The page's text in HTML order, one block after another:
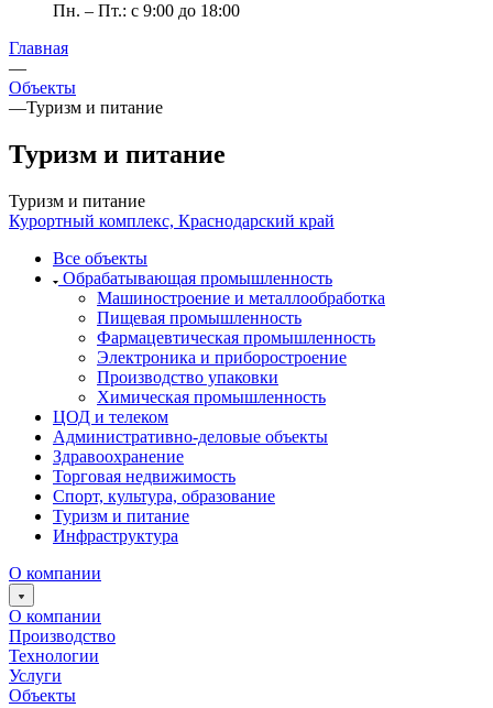
Пн. – Пт.: с 9:00 до 18:00
Главная
—
Объекты
—Туризм и питание
Туризм и питание
Туризм и питание
Курортный комплекс, Краснодарский край
Все объекты
Обрабатывающая промышленность
Машиностроение и металлообработка
Пищевая промышленность
Фармацевтическая промышленность
Электроника и приборостроение
Производство упаковки
Химическая промышленность
ЦОД и телеком
Административно-деловые объекты
Здравоохранение
Торговая недвижимость
Спорт, культура, образование
Туризм и питание
Инфраструктура
О компании
О компании
Производство
Технологии
Услуги
Объекты